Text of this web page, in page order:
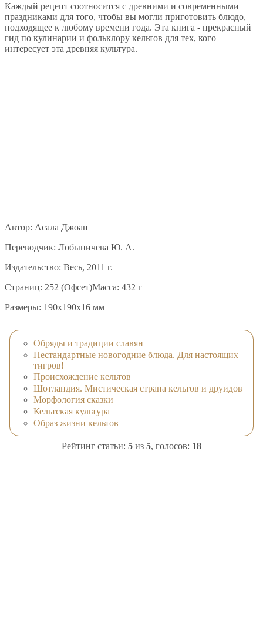
Каждый рецепт соотносится с древними и современными
праздниками для того, чтобы вы могли приготовить блюдо,
подходящее к любому времени года. Эта книга - прекрасный
гид по кулинарии и фольклору кельтов для тех, кого
интересует эта древняя культура.
Автор: Асала Джоан
Переводчик: Лобыничева Ю. А.
Издательство: Весь, 2011 г.
Страниц: 252 (Офсет)Масса: 432 г
Размеры: 190x190x16 мм
Обряды и традиции славян
Нестандартные новогодние блюда. Для настоящих
тигров!
Происхождение кельтов
Шотландия. Мистическая страна кельтов и друидов
Морфология сказки
Кельтская культура
Образ жизни кельтов
Рейтинг статьи: 5 из 5, голосов: 18